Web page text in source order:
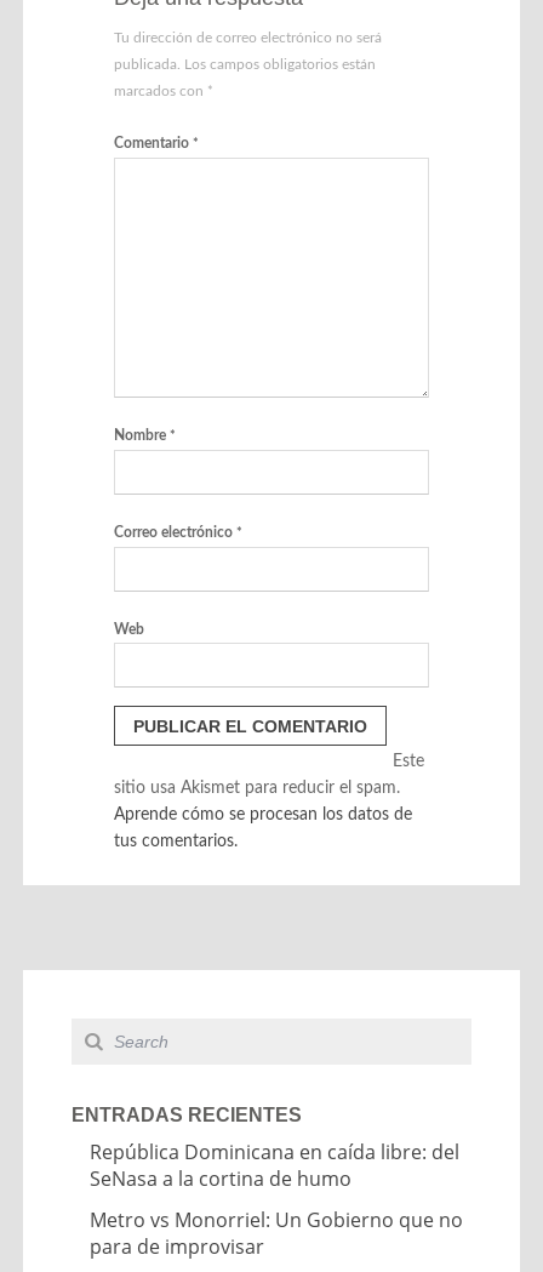
Tu dirección de correo electrónico no será
publicada. Los campos obligatorios están
marcados con *
Comentario *
Nombre *
Correo electrónico *
Web
Este
sitio usa Akismet para reducir el spam.
Aprende cómo se procesan los datos de
tus comentarios.
ENTRADAS RECIENTES
República Dominicana en caída libre: del
SeNasa a la cortina de humo
Metro vs Monorriel: Un Gobierno que no
para de improvisar